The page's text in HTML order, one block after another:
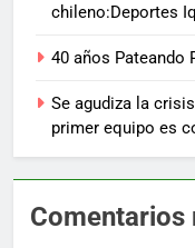
chileno:Deportes
40 años Pateando
Se agudiza la
primer equipo es
Comentarios